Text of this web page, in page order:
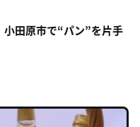
小田原市で“パン”を片手